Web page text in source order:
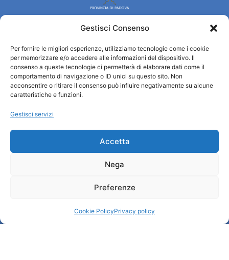
Gestisci Consenso
Per fornire le migliori esperienze, utilizziamo tecnologie come i cookie
per memorizzare e/o accedere alle informazioni del dispositivo. Il
consenso a queste tecnologie ci permetterà di elaborare dati come il
comportamento di navigazione o ID unici su questo sito. Non
acconsentire o ritirare il consenso può influire negativamente su alcune
caratteristiche e funzioni.
Gestisci servizi
Accetta
Nega
Preferenze
Cookie PolicyPrivacy policy
Turismo Padova
Chi siamo
Informazioni e Accoglienza Turistica/IAT
Cookie Policy
Amministrazione trasparente